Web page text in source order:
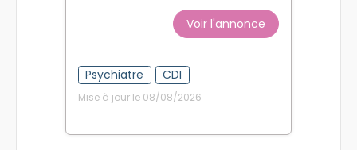
Voir l'annonce
Psychiatre CDI
Mise à jour le 08/08/2026